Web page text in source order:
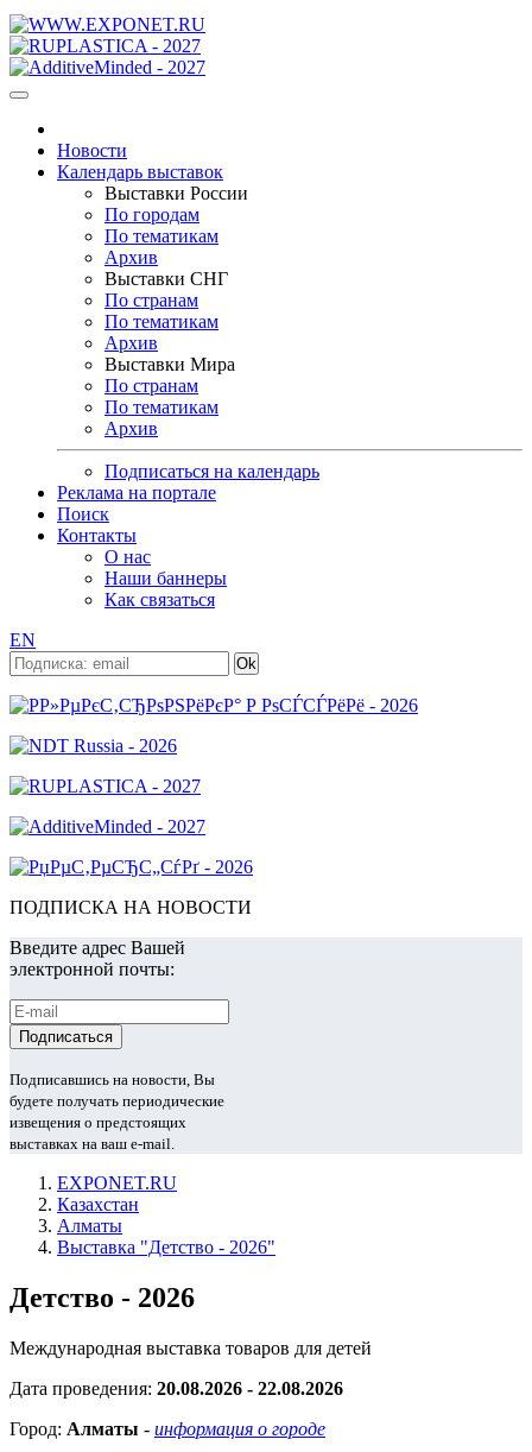
Новости
Календарь выставок
Выставки России
По городам
По тематикам
Архив
Выставки СНГ
По странам
По тематикам
Архив
Выставки Мира
По странам
По тематикам
Архив
Подписаться на календарь
Реклама на портале
Поиск
Контакты
О нас
Наши баннеры
Как связаться
EN
ПОДПИСКА НА НОВОСТИ
Введите адрес Вашей
электронной почты:
Подписавшись на новости, Вы
будете получать периодические
извещения о предстоящих
выставках на ваш e-mail.
EXPONET.RU
Казахстан
Алматы
Выставка "Детство - 2026"
Детство - 2026
Международная выставка товаров для детей
Дата проведения: 20.08.2026 - 22.08.2026
Город: Алматы - информация о городе